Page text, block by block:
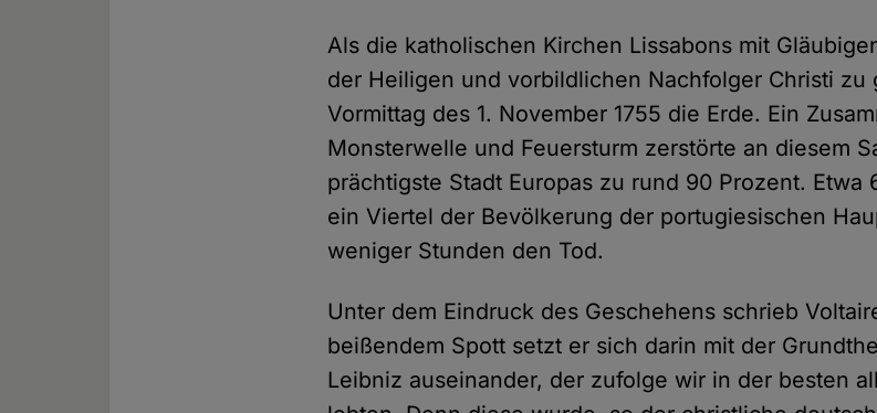
Als die katholischen Kirchen Lissabons mit
der Heiligen und vorbildlichen Nachfolger Christi zu
Vormittag des 1. November 1755 die Erde. Ein
Monsterwelle und Feuersturm zerstörte an diesem
prächtigste Stadt Europas zu rund 90 Prozent. Etwa
ein Viertel der Bevölkerung der portugiesischen
weniger Stunden den Tod.
Unter dem Eindruck des Geschehens schrieb
beißendem Spott setzt er sich darin mit der
Leibniz auseinander, der zufolge wir in der besten